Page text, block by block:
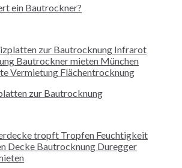
ein Bautrockner?
zur Bautrocknung